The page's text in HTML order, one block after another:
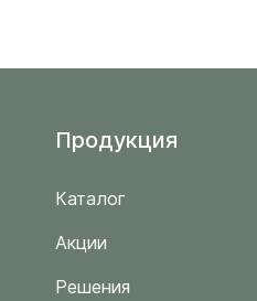
Продукция
Каталог
Акции
Решения